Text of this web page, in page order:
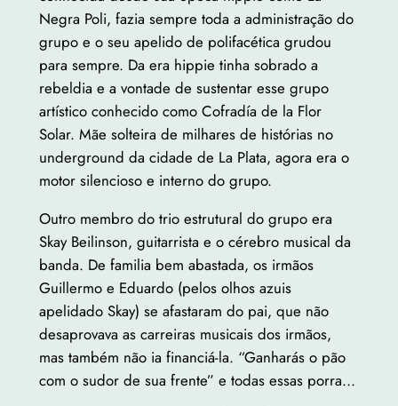
Negra Poli, fazia sempre toda a administração do
grupo e o seu apelido de polifacética grudou
para sempre. Da era hippie tinha sobrado a
rebeldia e a vontade de sustentar esse grupo
artístico conhecido como Cofradía de la Flor
Solar. Mãe solteira de milhares de histórias no
underground da cidade de La Plata, agora era o
motor silencioso e interno do grupo.
Outro membro do trio estrutural do grupo era
Skay Beilinson, guitarrista e o cérebro musical da
banda. De familia bem abastada, os irmãos
Guillermo e Eduardo (pelos olhos azuis
apelidado Skay) se afastaram do pai, que não
desaprovava as carreiras musicais dos irmãos,
mas também não ia financiá-la. “Ganharás o pão
com o sudor de sua frente” e todas essas porra…